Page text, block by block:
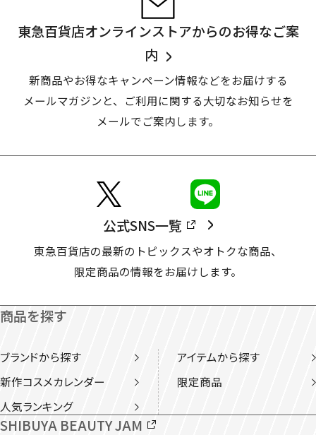
東急百貨店オンラインストアからのお得なご案
内
新商品やお得なキャンペーン情報などをお届けする
メールマガジンと、
ご利用に関する大切なお知らせを
メールでご案内します。
公式SNS一覧
東急百貨店の最新のトピックスやオトクな商品、
限定商品の情報をお届けします。
商品を探す
ブランドから探す
アイテムから探す
新作コスメカレンダー
限定商品
人気ランキング
SHIBUYA BEAUTY JAM